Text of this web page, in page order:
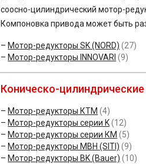
соосно-цилиндрический мотор-
Компоновка привода может быть
Мотор-редукторы SK (NORD) (27)
Мотор-редукторы INNOVARI (9)
Коническо-
Мотор-редукторы КТМ (4)
Мотор-редукторы серии K (12)
Мотор-редукторы серии КМ (5)
Мотор-редукторы MBH (SITI) (9)
Мотор-редукторы BK (Bauer) (10)